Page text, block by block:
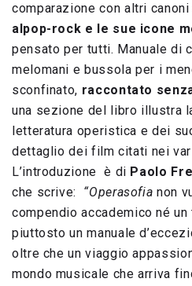
comparazione con altri
alpop-rock e le sue icone
pensato per tutti. Manuale di
melomani e bussola per i
sconfinato, raccontato
una sezione del libro illustra
letteratura operistica e dei
dettaglio dei film citati nei
L’introduzione è di Paolo
che scrive: “Operasofianon
compendio accademico né
piuttosto un manuale
oltre che un viaggio
mondo musicale che arriva